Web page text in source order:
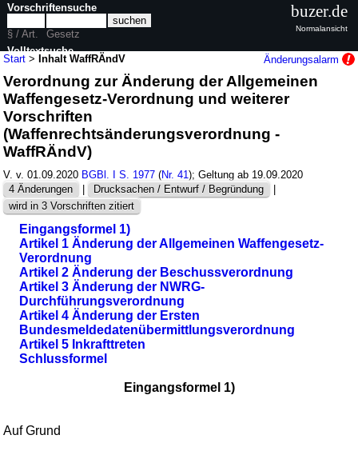
Start >Inhalt WaffRÄndV Änderungsalarm
Verordnung zur Änderung der Allgemeinen
Waffengesetz-Verordnung und weiterer
Vorschriften
(Waffenrechtsänderungsverordnung -
WaffRÄndV)
V. v. 01.09.2020 BGBl. I S. 1977 (Nr. 41); Geltung ab 19.09.2020
4 Änderungen
| Drucksachen / Entwurf / Begründung
|
wird in 3 Vorschriften zitiert
Eingangsformel 1)
Artikel 1 Änderung der Allgemeinen Waffengesetz-
Verordnung
Artikel 2 Änderung der Beschussverordnung
Artikel 3 Änderung der NWRG-
Durchführungsverordnung
Artikel 4 Änderung der Ersten
Bundesmeldedatenübermittlungsverordnung
Artikel 5 Inkrafttreten
Schlussformel
Eingangsformel 1)
Auf Grund
Vorschriftensuche
§ / Art.
Gesetz
Volltextsuche
nur in WaffRÄndV
buzer.de
Normalansicht